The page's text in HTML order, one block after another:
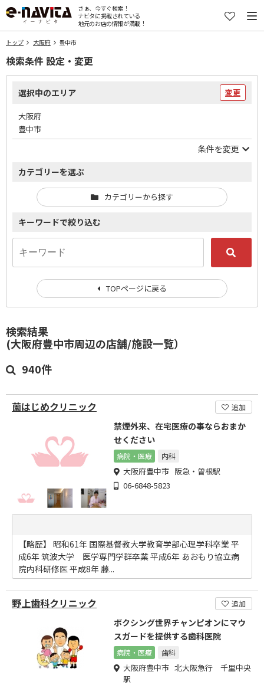
さぁ、今すぐ検索！
ナビタに掲載されている
地元のお店の情報が満載！
トップ 大阪府 豊中市
検索結果
(大阪府豊中市周辺の店舗/施設一覧）
940件
薗はじめクリニック 追加
禁煙外来、在宅医療の事ならおまか
せください
病院・医療 内科
大阪府豊中市 阪急・曽根駅
06-6848-5823
【略歴】 昭和61年 国際基督教大学教育学部心理学科卒業 平
成6年 筑波大学 医学専門学群卒業 平成6年 あおもり協立病
院内科研修医 平成8年 藤...
野上歯科クリニック 追加
ボクシング世界チャンピオンにマウ
スガードを提供する歯科医院
病院・医療 歯科
大阪府豊中市 北大阪急行 千里中央
駅
検索条件 設定・変更
選択中のエリア 変更
大阪府
豊中市
条件を変更
カテゴリーを選ぶ
カテゴリーから探す
キーワードで絞り込む
TOPページに戻る